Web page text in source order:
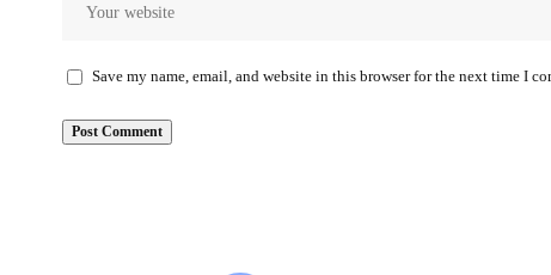
Save my name, email, and website in this browser for the next time I